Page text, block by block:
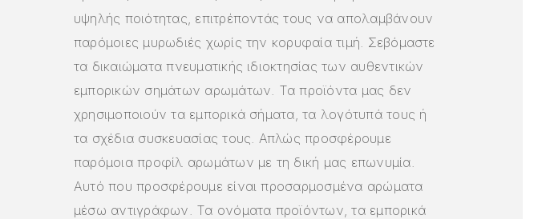
υψηλής ποιότητας, επιτρέποντάς τους να απολαμβάνουν
παρόμοιες μυρωδιές χωρίς την κορυφαία τιμή. Σεβόμαστε
τα δικαιώματα πνευματικής ιδιοκτησίας των αυθεντικών
εμπορικών σημάτων αρωμάτων. Τα προϊόντα μας δεν
χρησιμοποιούν τα εμπορικά σήματα, τα λογότυπά τους ή
τα σχέδια συσκευασίας τους. Απλώς προσφέρουμε
παρόμοια προφίλ αρωμάτων με τη δική μας επωνυμία.
Αυτό που προσφέρουμε είναι προσαρμοσμένα αρώματα
μέσω αντιγράφων. Τα ονόματα προϊόντων, τα εμπορικά